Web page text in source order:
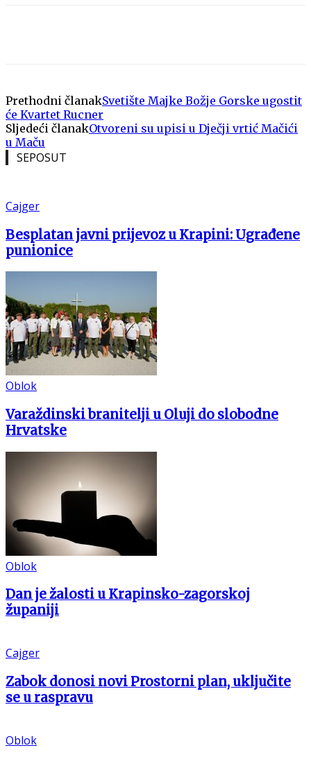
Prethodni članakSvetište Majke Božje Gorske ugostit
će Kvartet Rucner
Sljedeći članakOtvoreni su upisi u Dječji vrtić Mačići
u Maču
SEPOSUT
Cajger
Besplatan javni prijevoz u Krapini: Ugrađene
punionice
Oblok
Varaždinski branitelji u Oluji do slobodne
Hrvatske
Oblok
Dan je žalosti u Krapinsko-zagorskoj
županiji
Cajger
Zabok donosi novi Prostorni plan, uključite
se u raspravu
Oblok